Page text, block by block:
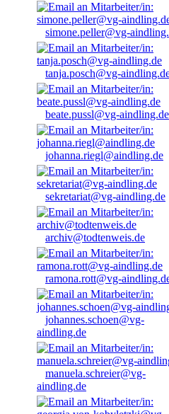
simone.peller@vg-
tanja.posch@vg-
beate.pussl@vg-aindling.de
johanna.riegl@aindling.de
sekretariat@vg-aindling.de
archiv@todtenweis.de
ramona.rott@vg-
johannes.schoen@vg-
aindling.de
manuela.schreier@vg-
aindling.de